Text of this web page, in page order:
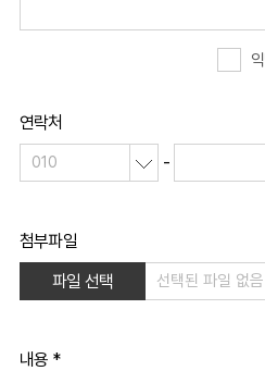
연락처
-
첨부파일
파일 선택
내용 *